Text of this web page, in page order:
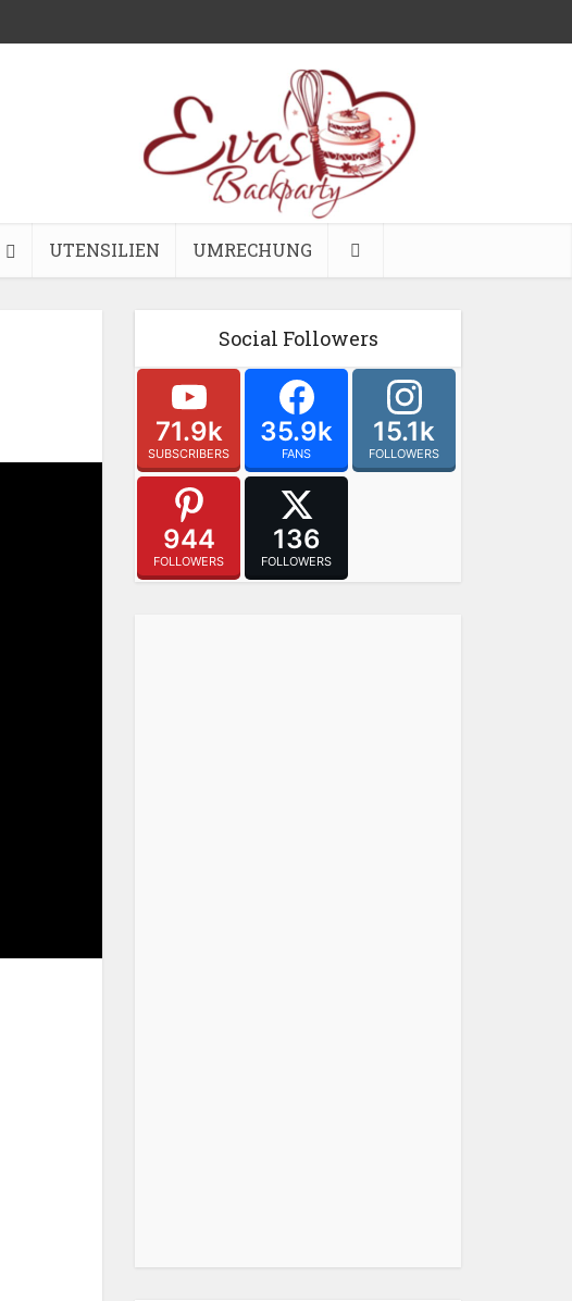
UTENSILIEN UMRECHUNG
Social Followers
71.9k
SUBSCRIBERS
35.9k
FANS
15.1k
FOLLOWERS
944
FOLLOWERS
136
FOLLOWERS